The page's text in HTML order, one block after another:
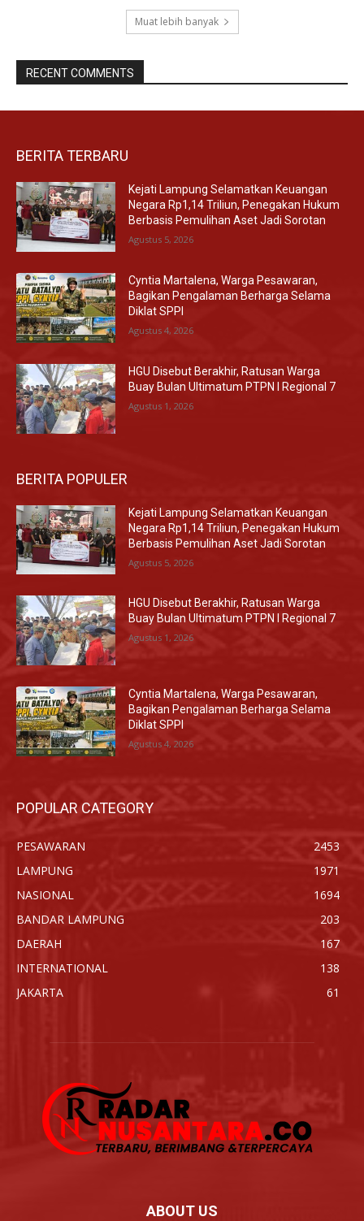
Muat lebih banyak
RECENT COMMENTS
BERITA TERBARU
Kejati Lampung Selamatkan Keuangan
Negara Rp1,14 Triliun, Penegakan Hukum
Berbasis Pemulihan Aset Jadi Sorotan
Agustus 5, 2026
Cyntia Martalena, Warga Pesawaran,
Bagikan Pengalaman Berharga Selama
Diklat SPPI
Agustus 4, 2026
HGU Disebut Berakhir, Ratusan Warga
Buay Bulan Ultimatum PTPN I Regional 7
Agustus 1, 2026
BERITA POPULER
Kejati Lampung Selamatkan Keuangan
Negara Rp1,14 Triliun, Penegakan Hukum
Berbasis Pemulihan Aset Jadi Sorotan
Agustus 5, 2026
HGU Disebut Berakhir, Ratusan Warga
Buay Bulan Ultimatum PTPN I Regional 7
Agustus 1, 2026
Cyntia Martalena, Warga Pesawaran,
Bagikan Pengalaman Berharga Selama
Diklat SPPI
Agustus 4, 2026
POPULAR CATEGORY
PESAWARAN
2453
LAMPUNG
1971
NASIONAL
1694
BANDAR LAMPUNG
203
DAERAH
167
INTERNATIONAL
138
JAKARTA
61
ABOUT US